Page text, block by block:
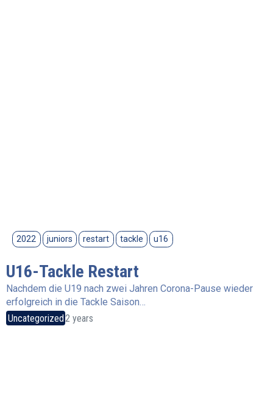
2022 juniors restart tackle u16
U16-Tackle Restart
Nachdem die U19 nach zwei Jahren Corona-Pause wieder
erfolgreich in die Tackle Saison…
Uncategorized2 years